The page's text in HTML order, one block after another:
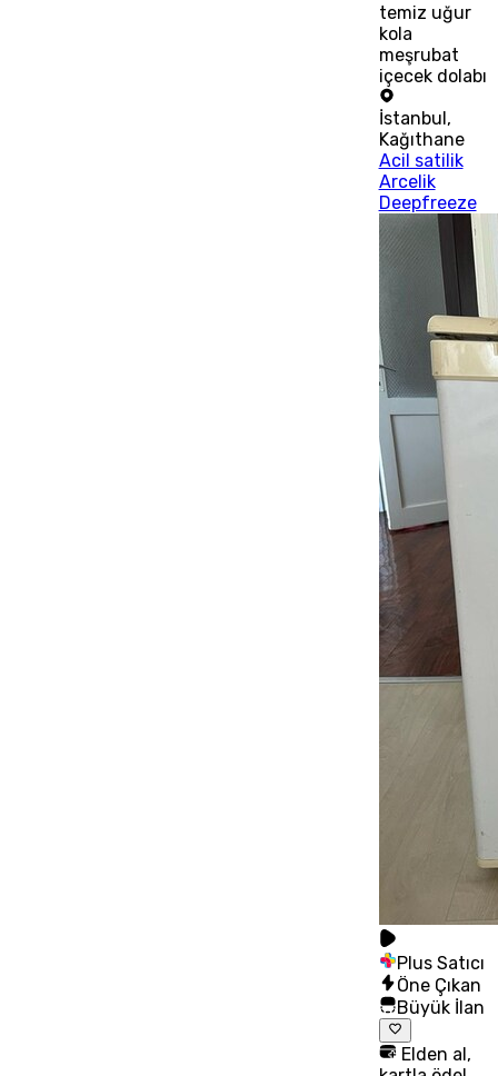
temiz uğur
kola
meşrubat
içecek dolabı
İstanbul,
Kağıthane
Acil satilik
Arcelik
Deepfreeze
Plus Satıcı
Öne Çıkan
Büyük İlan
Elden al,